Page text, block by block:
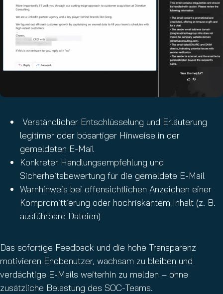
Verständlicher Entschlüsselung und Erläuterung
legitimer oder bösartiger Hinweise in der
gemeldeten E-Mail
Konkreter Handlungsempfehlung und
Sicherheitsbewertung für die gemeldete E-Mail
Warnhinweis bei offensichtlichen Anzeichen einer
Kompromittierung oder hochriskantem Inhalt (z. B.
ausführbare Dateien)
Das sofortige Feedback und die hohe Transparenz
motivieren Endbenutzer, wachsam zu bleiben und
verdächtige E-Mails weiterhin zu melden – ohne
zusätzliche Belastung des SOC-Teams.